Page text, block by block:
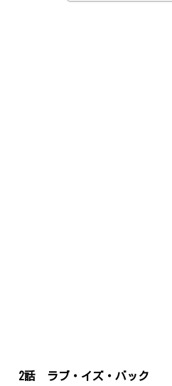
2話 ラブ・イズ・バック